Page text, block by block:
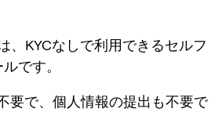
、KYCなしで利用できるセルフ
です。
要で、個人情報の提出も不要で